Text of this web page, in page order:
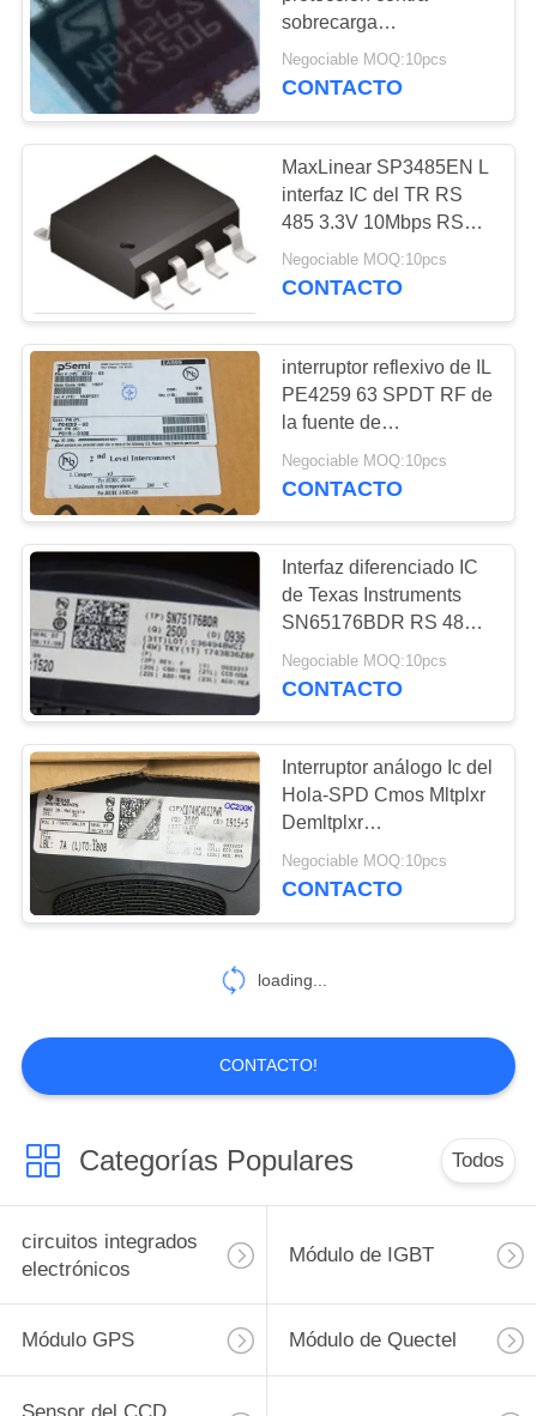
POLÍTICAS
DE
PRIVACIDAD
sobrecarga
LNBH26SPQR LPM
PMIC
Negociable MOQ:10pcs
CONTACTO
MaxLinear SP3485EN L
interfaz IC del TR RS
485 3.3V 10Mbps RS
422
Negociable MOQ:10pcs
CONTACTO
interruptor reflexivo de IL
PE4259 63 SPDT RF de
la fuente de
alimentación 1.8V
Negociable MOQ:10pcs
CONTACTO
Interfaz diferenciado IC
de Texas Instruments
SN65176BDR RS 485
del autobús
Negociable MOQ:10pcs
CONTACTO
Interruptor análogo Ic del
Hola-SPD Cmos Mltplxr
Demltplxr
CD74HC4052PWR
Negociable MOQ:10pcs
CONTACTO
loading...
CONTACTO!
Categorías Populares Todos
circuitos integrados
electrónicos
Módulo de IGBT
Módulo GPS Módulo de Quectel